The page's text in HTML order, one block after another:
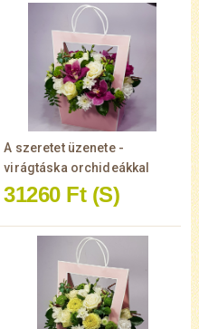
A szeretet üzenete -
virágtáska orchideákkal
31260 Ft (S)